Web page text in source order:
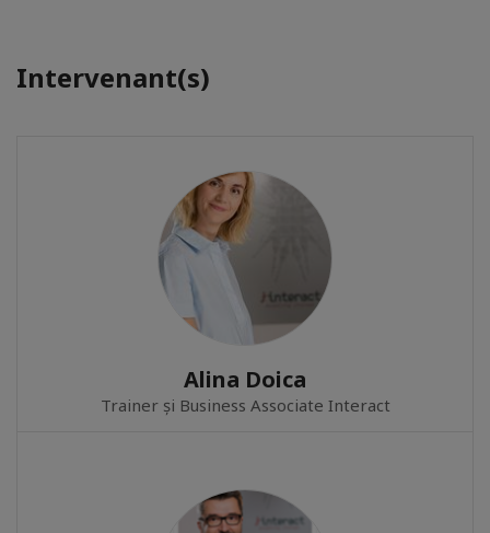
Intervenant(s)
Alina Doica
Trainer și Business Associate Interact